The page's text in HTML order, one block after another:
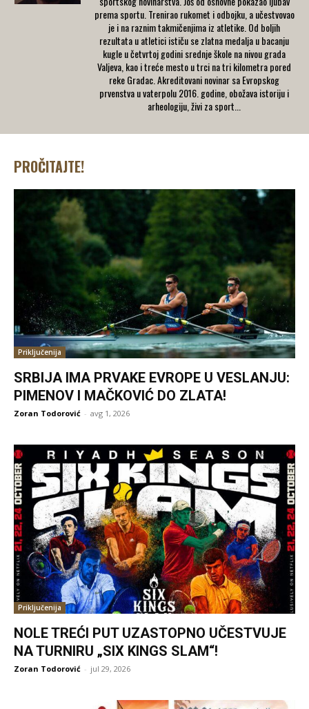
prema sportu. Trenirao rukomet i odbojku, a učestvovao
je i na raznim takmičenjima iz atletike. Od boljih
rezultata u atletici ističu se zlatna medalja u bacanju
kugle u četvrtoj godini srednje škole na nivou grada
Valjeva, kao i treće mesto u trci na tri kilometra pored
reke Gradac. Akreditovani novinar sa Evropskog
prvenstva u vaterpolu 2016. godine, obožava istoriju i
arheologiju, živi za sport...
PROČITAJTE!
Priključenija
SRBIJA IMA PRVAKE EVROPE U VESLANJU:
PIMENOV I MAČKOVIĆ DO ZLATA!
Zoran Todorović - avg 1, 2026
Priključenija
NOLE TREĆI PUT UZASTOPNO UČESTVUJE
NA TURNIRU „SIX KINGS SLAM“!
Zoran Todorović - jul 29, 2026